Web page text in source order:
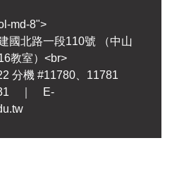
md-8">
國北路一段110號 （中山
教室）<br>
分機 #11780、11781
｜ E-